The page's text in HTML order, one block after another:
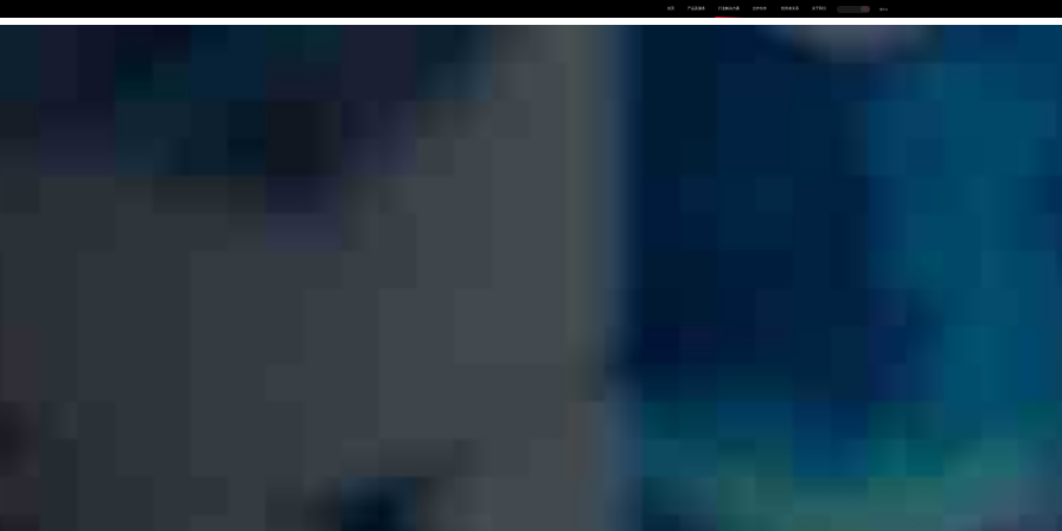
首页 产品及服务 行业解决方案 合作伙伴 投资者关系 关于我们 中EN